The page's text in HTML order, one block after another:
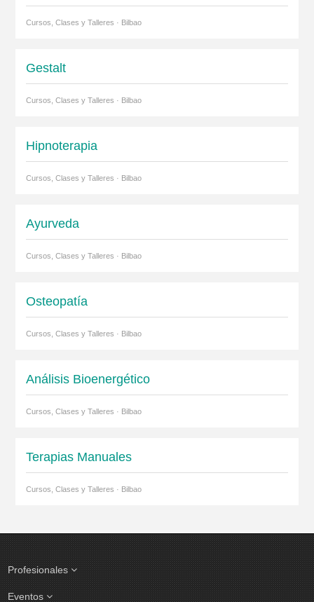
Cursos, Clases y Talleres · Bilbao
Gestalt
Cursos, Clases y Talleres · Bilbao
Hipnoterapia
Cursos, Clases y Talleres · Bilbao
Ayurveda
Cursos, Clases y Talleres · Bilbao
Osteopatía
Cursos, Clases y Talleres · Bilbao
Análisis Bioenergético
Cursos, Clases y Talleres · Bilbao
Terapias Manuales
Cursos, Clases y Talleres · Bilbao
Profesionales
Eventos